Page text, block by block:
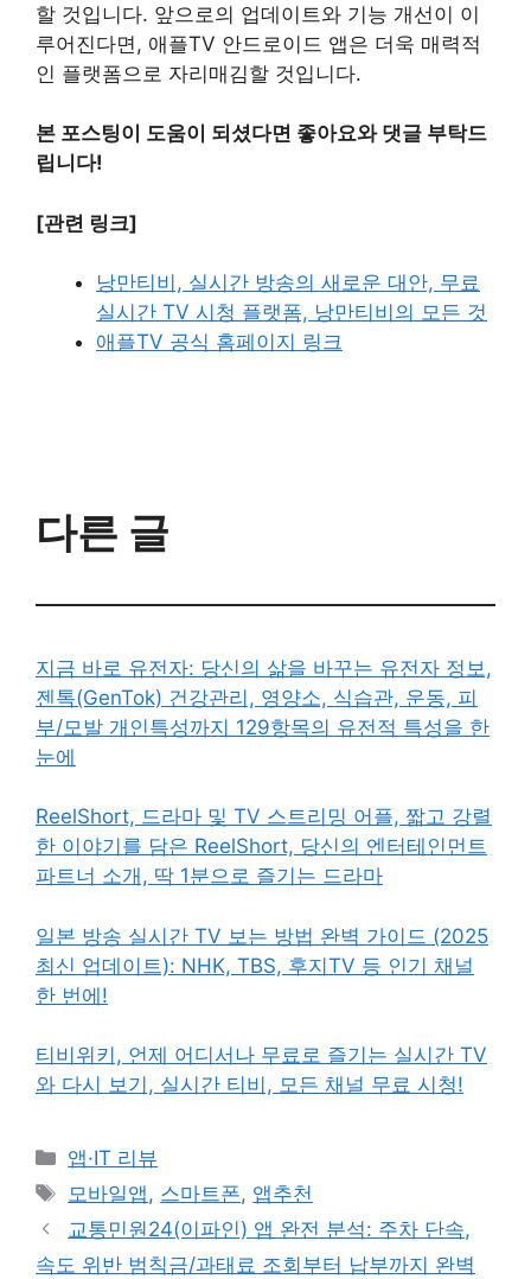
할 것입니다. 앞으로의 업데이트와 기능 개선이 이
루어진다면, 애플TV 안드로이드 앱은 더욱 매력적
인 플랫폼으로 자리매김할 것입니다.
본 포스팅이 도움이 되셨다면 좋아요와 댓글 부탁드
립니다!
[관련 링크]
낭만티비, 실시간 방송의 새로운 대안, 무료
실시간 TV 시청 플랫폼, 낭만티비의 모든 것
애플TV 공식 홈페이지 링크
다른 글
지금 바로 유전자: 당신의 삶을 바꾸는 유전자 정보,
젠톡(GenTok) 건강관리, 영양소, 식습관, 운동, 피
부/모발 개인특성까지 129항목의 유전적 특성을 한
눈에
ReelShort, 드라마 및 TV 스트리밍 어플, 짧고 강렬
한 이야기를 담은 ReelShort, 당신의 엔터테인먼트
파트너 소개, 딱 1분으로 즐기는 드라마
일본 방송 실시간 TV 보는 방법 완벽 가이드 (2025
최신 업데이트): NHK, TBS, 후지TV 등 인기 채널
한 번에!
티비위키, 언제 어디서나 무료로 즐기는 실시간 TV
와 다시 보기, 실시간 티비, 모든 채널 무료 시청!
카
테
리
앱·IT 리뷰
태
그
모바일앱, 스마트폰, 앱추천
교통민원24(이파인) 앱 완전 분석: 주차 단속,
속도 위반 범칙금/과태료 조회부터 납부까지 완벽